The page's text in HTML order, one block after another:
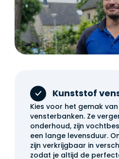
Kunststof
Kies voor het gemak
vensterbanken. Ze
onderhoud, zijn
een lange levensduur.
zijn verkrijgbaar in
zodat je altijd de